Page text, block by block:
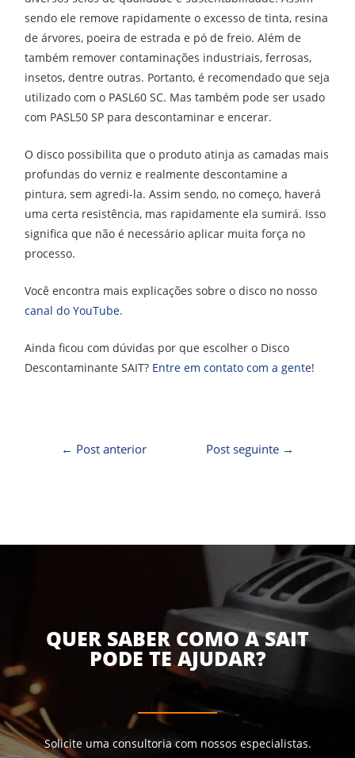
sendo ele remove rapidamente o excesso de tinta, resina
de árvores, poeira de estrada e pó de freio. Além de
também remover contaminações industriais, ferrosas,
insetos, dentre outras. Portanto, é recomendado que seja
utilizado com o PASL60 SC. Mas também pode ser usado
com PASL50 SP para descontaminar e encerar.
O disco possibilita que o produto atinja as camadas mais
profundas do verniz e realmente descontamine a
pintura, sem agredi-la. Assim sendo, no começo, haverá
uma certa resistência, mas rapidamente ela sumirá. Isso
significa que não é necessário aplicar muita força no
processo.
Você encontra mais explicações sobre o disco no nosso
canal do YouTube.
Ainda ficou com dúvidas por que escolher o Disco
Descontaminante SAIT? Entre em contato com a gente!
← Post anterior Post seguinte →
QUER SABER COMO A SAIT
PODE TE AJUDAR?
Solicite uma consultoria com nossos especialistas.